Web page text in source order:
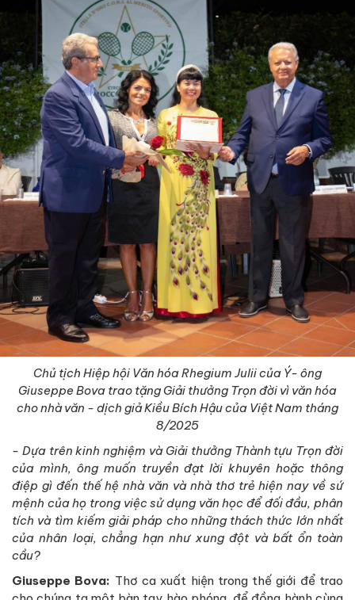
Chủ tịch Hiệp hội Văn hóa Rhegium Julii của Ý- ông
Giuseppe Bova trao tặng Giải thưởng Trọn đời vì văn hóa
cho nhà văn - dịch giả Kiều Bích Hậu của Việt Nam tháng
8/2025
- Dựa trên kinh nghiệm và Giải thưởng Thành tựu Trọn đời
của mình, ông muốn truyền đạt lời khuyên hoặc thông
điệp gì đến thế hệ nhà văn và nhà thơ trẻ hiện nay về sứ
mệnh của họ trong việc sử dụng văn học để đối đầu, phân
tích và tìm kiếm giải pháp cho những thách thức lớn nhất
của nhân loại, chẳng hạn như xung đột và bất ổn toàn
cầu?
Giuseppe Bova: Thơ ca xuất hiện trong thế giới để trao